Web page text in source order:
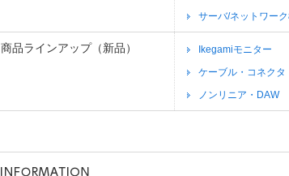
サーバ/ネットワー
商品ラインアップ（新品） Ikegamiモニター
ケーブル・コネクタ
ノンリニア・DAW